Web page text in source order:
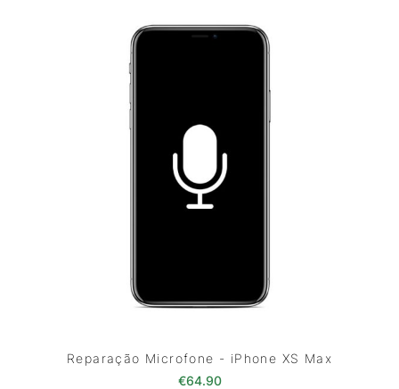
Reparação Microfone - iPhone XS Max
€64.90